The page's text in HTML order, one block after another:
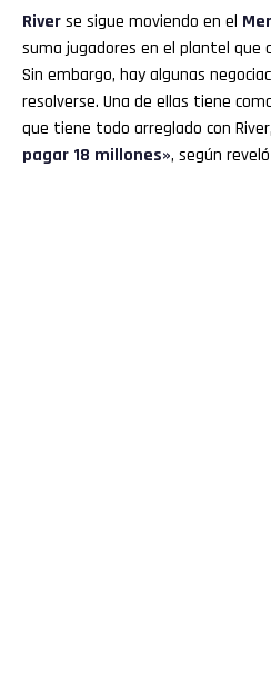
Riverse sigue moviendo en el
suma jugadores en el plantel que
Sin embargo, hay algunas
resolverse. Una de ellas tiene
que tiene todo arreglado con
pagar 18 millones», según reveló